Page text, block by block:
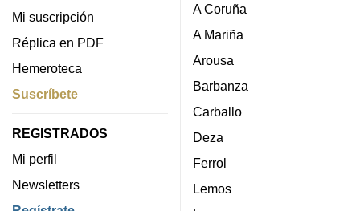
Mi suscripción
Réplica en PDF
Hemeroteca
Suscríbete
REGISTRADOS
Mi perfil
Newsletters
A Coruña
A Mariña
Arousa
Barbanza
Carballo
Deza
Ferrol
Lemos